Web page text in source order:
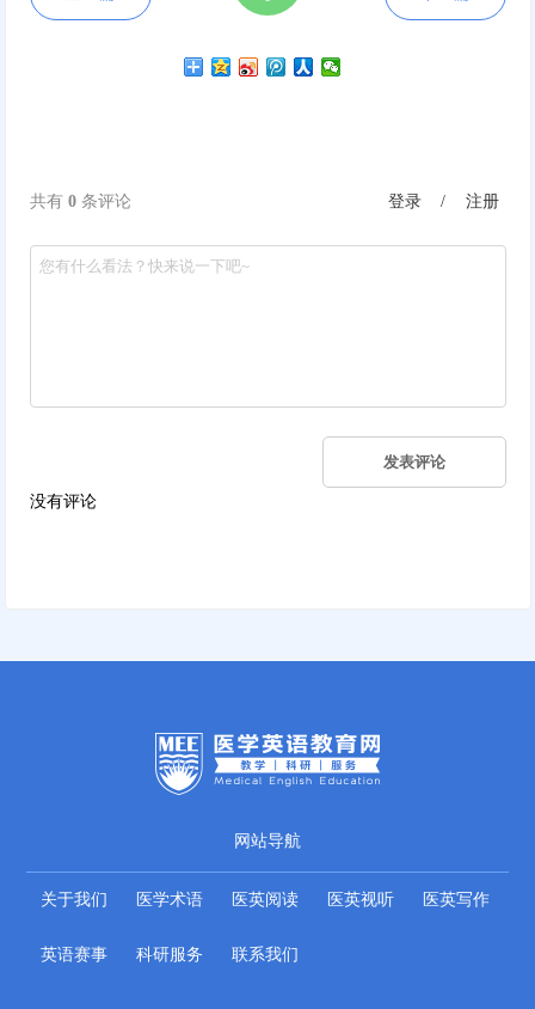
共有 0条评论 注册
登录 /
发表评论
没有评论
网站导航
关于我们 医学术语 医英阅读 医英视听 医英写作
英语赛事 科研服务 联系我们